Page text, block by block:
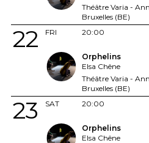
Théâtre Varia -
Bruxelles (BE)
FRI
22
20:00
Orphelins
Elsa Chêne
Théâtre Varia -
Bruxelles (BE)
SAT
23
20:00
Orphelins
Elsa Chêne